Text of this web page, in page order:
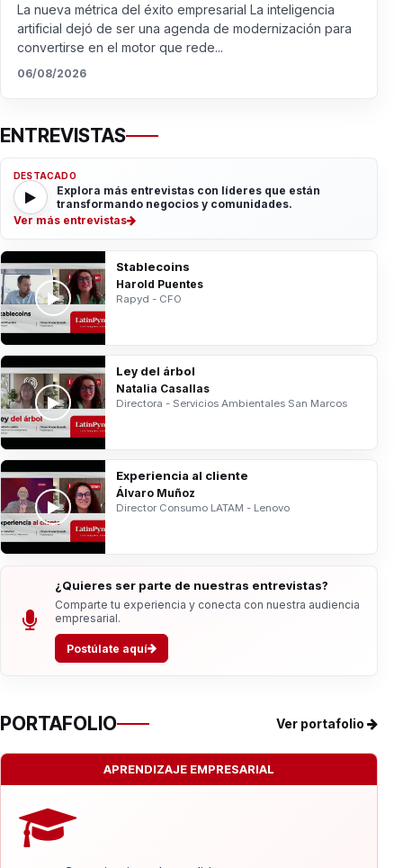
La nueva métrica del éxito empresarial La inteligencia
artificial dejó de ser una agenda de modernización para
convertirse en el motor que rede...
06/08/2026
ENTREVISTAS
DESTACADO
Explora más entrevistas con líderes que están
transformando negocios y comunidades.
Ver más entrevistas
Stablecoins
Harold Puentes
Rapyd - CFO
Ley del árbol
Natalia Casallas
Directora - Servicios Ambientales San Marcos
Experiencia al cliente
Álvaro Muñoz
Director Consumo LATAM - Lenovo
¿Quieres ser parte de nuestras entrevistas?
Comparte tu experiencia y conecta con nuestra audiencia
empresarial.
Postúlate aquí
PORTAFOLIO Ver portafolio
APRENDIZAJE EMPRESARIAL